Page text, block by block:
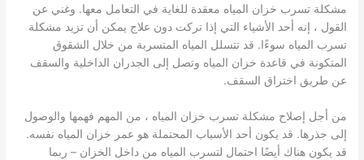
مشكلة تسرب خزان المياه معقدة للغاية في التعامل معها. وغني عن
القول ، إنه أحد الأشياء التي إذا تركت دون علاج يمكن أن تزيد مشكلة
تسرب المياه سوءًا. قد تتسلل المياه المتسربة من خلال الشقوق
المتكونة في قاعدة خزان المياه وتصل إلى الجدران الداخلية والسقف
عن طريق اختراق السقف.
من أجل إصلاح مشكلة تسرب خزان المياه ، من المهم فهمها والوصول
إلى جذرها. قد يكون أحد الأسباب المحتملة هو عمر خزان المياه نفسه.
قد يكون هناك أيضًا احتمال لتسرب المياه من داخل الخزان – ربما